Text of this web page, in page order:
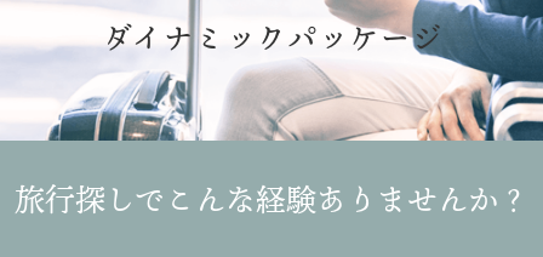
ダイナミックパッケージ
旅行探しでこんな経験ありませんか？